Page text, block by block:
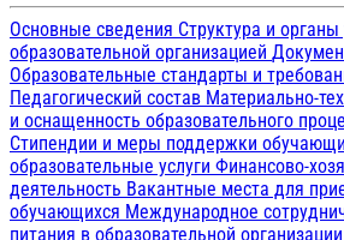
Основные сведения Структура и
образовательной организацией
Образовательные стандарты и
Педагогический состав Материально-
и оснащенность образовательного
Стипендии и меры поддержки
образовательные услуги Финансово-
деятельность Вакантные места для
обучающихся Международное
питания в образовательной организации